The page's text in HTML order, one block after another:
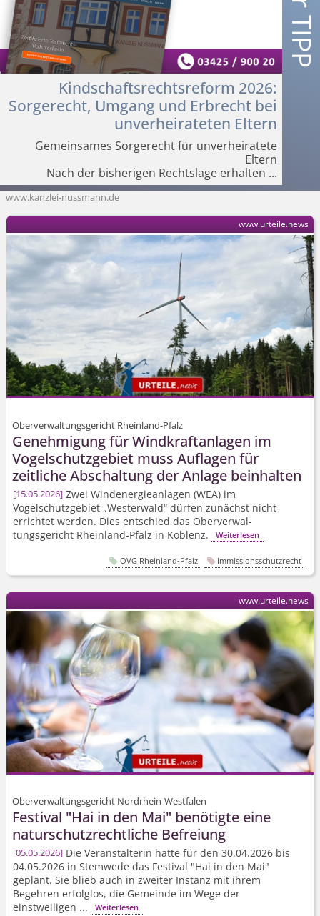
Kindschafts­rechtsreform 2026:
Sorgerecht, Umgang und Erbrecht bei
unverheirateten Eltern
Gemeinsames Sorgerecht für unverheiratete
Eltern
Nach der bisherigen Rechtslage erhalten ...
www.kanzlei-nussmann.de
Oberverwaltungsgericht Rheinland-Pfalz
Genehmigung für Windkraftanlagen im
Vogelschutzgebiet muss Auflagen für
zeitliche Abschaltung der Anlage beinhalten
15.05.2026 Zwei Windenergieanlagen (WEA) im
Vogelschutzgebiet „Westerwald“ dürfen zunächst nicht
errichtet werden. Dies entschied das Oberverwal­
tungsgericht Rheinland-Pfalz in Koblenz.
Weiterlesen
www.urteile.news
OVG Rheinland-Pfalz Immissionsschutzrecht
Oberverwaltungsgericht Nordrhein-Westfalen
Festival "Hai in den Mai" benötigte eine
naturschutz­rechtliche Befreiung
05.05.2026 Die Veranstalterin hatte für den 30.04.2026 bis
04.05.2026 in Stemwede das Festival "Hai in den Mai"
geplant. Sie blieb auch in zweiter Instanz mit ihrem
Begehren erfolglos, die Gemeinde im Wege der
einstweiligen ...
Weiterlesen
www.urteile.news